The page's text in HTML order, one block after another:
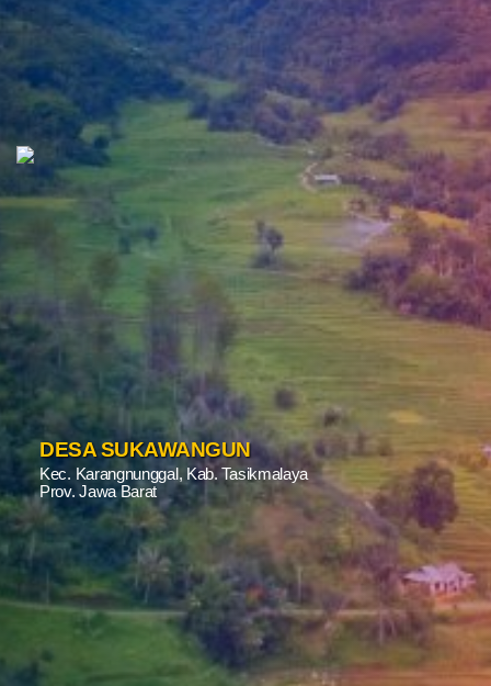
DESA SUKAWANGUN
Kec. Karangnunggal, Kab. Tasikmalaya
Prov. Jawa Barat